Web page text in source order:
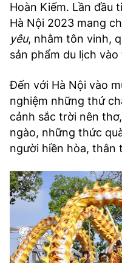
Hoàn Kiếm. Lần đầu
Hà Nội 2023 mang
yêu, nhằm tôn vinh,
sản phẩm du lịch
Đến với Hà Nội vào
nghiệm những thứ
cảnh sắc trời nên
ngào, những thức
người hiền hòa, thân